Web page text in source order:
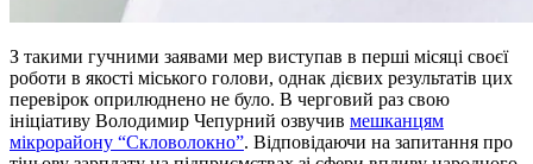
З такими гучними заявами мер виступав в перші місяці своєї
роботи в якості міського голови, однак дієвих результатів цих
перевірок оприлюднено не було. В черговий раз свою
ініціативу Володимир Чепурний озвучив мешканцям
мікрорайону “Скловолокно”. Відповідаючи на запитання про